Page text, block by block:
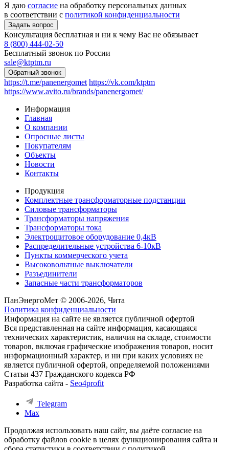
Я даю согласие на обработку персональных данных
в соответствии с политикой конфиденциальности
Консультация бесплатная и ни к чему Вас не обязывает
8 (800) 444-02-50
Бесплатный звонок по России
sale@ktptm.ru
https://t.me/panenergomet https://vk.com/ktptm
https://www.avito.ru/brands/panenergomet/
Информация
Главная
О компании
Опросные листы
Покупателям
Объекты
Новости
Контакты
Продукция
Комплектные трансформаторные подстанции
Силовые трансформаторы
Трансформаторы напряжения
Трансформаторы тока
Электрощитовое оборудование 0,4кВ
Распределительные устройства 6-10кВ
Пункты коммерческого учета
Высоковольтные выключатели
Разъединители
Запасные части трансформаторов
ПанЭнергоМет © 2006-2026, Чита
Политика конфиденциальности
Информация на сайте не является публичной офертой
Вся представленная на сайте информация, касающаяся
технических характеристик, наличия на складе, стоимости
товаров, включая графические изображения товаров, носит
информационный характер, и ни при каких условиях не
является публичной офертой, определяемой положениями
Статьи 437 Гражданского кодекса РФ
Разработка сайта - Seo4profit
Telegram
Max
Продолжая использовать наш сайт, вы даёте согласие на
обработку файлов cookie в целях функционирования сайта и